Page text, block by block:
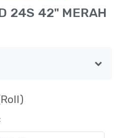
24S 42" MERAH